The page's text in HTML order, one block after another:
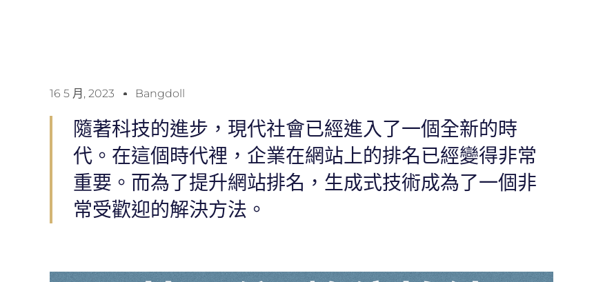
16 5 月, 2023 Bangdoll
隨著科技的進步，現代社會已經進入了一個全新的時
代。在這個時代裡，企業在網站上的排名已經變得非常
重要。而為了提升網站排名，生成式技術成為了一個非
常受歡迎的解決方法。